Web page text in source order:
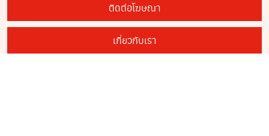
ติดต่อโฆษณา
เกี่ยวกับเรา